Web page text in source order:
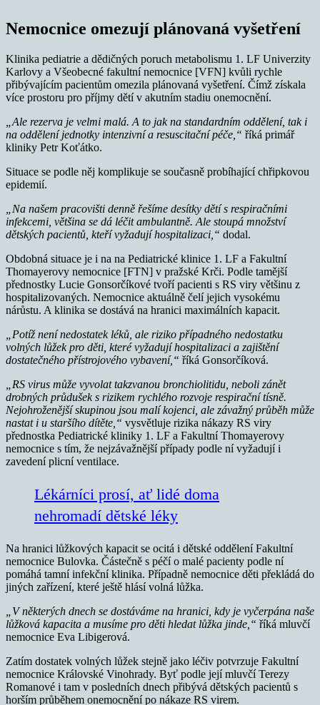
Nemocnice omezují plánovaná vyšetření
Klinika pediatrie a dědičných poruch metabolismu 1. LF Univerzity
Karlovy a Všeobecné fakultní nemocnice [VFN] kvůli rychle
přibývajícím pacientům omezila plánovaná vyšetření. Čímž získala
více prostoru pro příjmy dětí v akutním stadiu onemocnění.
„Ale rezerva je velmi malá. A to jak na standardním oddělení, tak i
na oddělení jednotky intenzivní a resuscitační péče,“ říká primář
kliniky Petr Koťátko.
Situace se podle něj komplikuje se současně probíhající chřipkovou
epidemií.
„Na našem pracovišti denně řešíme desítky dětí s respiračními
infekcemi, většina se dá léčit ambulantně. Ale stoupá množství
dětských pacientů, kteří vyžadují hospitalizaci,“ dodal.
Obdobná situace je i na na Pediatrické klinice 1. LF a Fakultní
Thomayerovy nemocnice [FTN] v pražské Krči. Podle tamější
přednostky Lucie Gonsorčíkové tvoří pacienti s RS viry většinu z
hospitalizovaných. Nemocnice aktuálně čelí jejich vysokému
nárůstu. A klinika se dostává na hranici maximálních kapacit.
„Potíž není nedostatek léků, ale riziko případného nedostatku
volných lůžek pro děti, které vyžadují hospitalizaci a zajištění
dostatečného přístrojového vybavení,“ říká Gonsorčíková.
„RS virus může vyvolat takzvanou bronchiolitidu, neboli zánět
drobných průdušek s rizikem rychlého rozvoje respirační tísně.
Nejohroženější skupinou jsou malí kojenci, ale závažný průběh může
nastat i u staršího dítěte,“ vysvětluje rizika nákazy RS viry
přednostka Pediatrické kliniky 1. LF a Fakultní Thomayerovy
nemocnice s tím, že nejzávažnější případy podle ní vyžadují i
zavedení plicní ventilace.
Lékárníci prosí, ať lidé doma
nehromadí dětské léky
Na hranici lůžkových kapacit se ocitá i dětské oddělení Fakultní
nemocnice Bulovka. Částečně s péčí o malé pacienty podle ní
pomáhá tamní infekční klinika. Případně nemocnice děti překládá do
jiných zařízení, které ještě hlásí volná lůžka.
„V některých dnech se dostáváme na hranici, kdy je vyčerpána naše
lůžková kapacita a musíme pro děti hledat lůžka jinde,“ říká mluvčí
nemocnice Eva Libigerová.
Zatím dostatek volných lůžek stejně jako léčiv potvrzuje Fakultní
nemocnice Královské Vinohrady. Byť podle její mluvčí Terezy
Romanové i tam v posledních dnech přibývá dětských pacientů s
horším průběhem onemocnění po nákaze RS virem.